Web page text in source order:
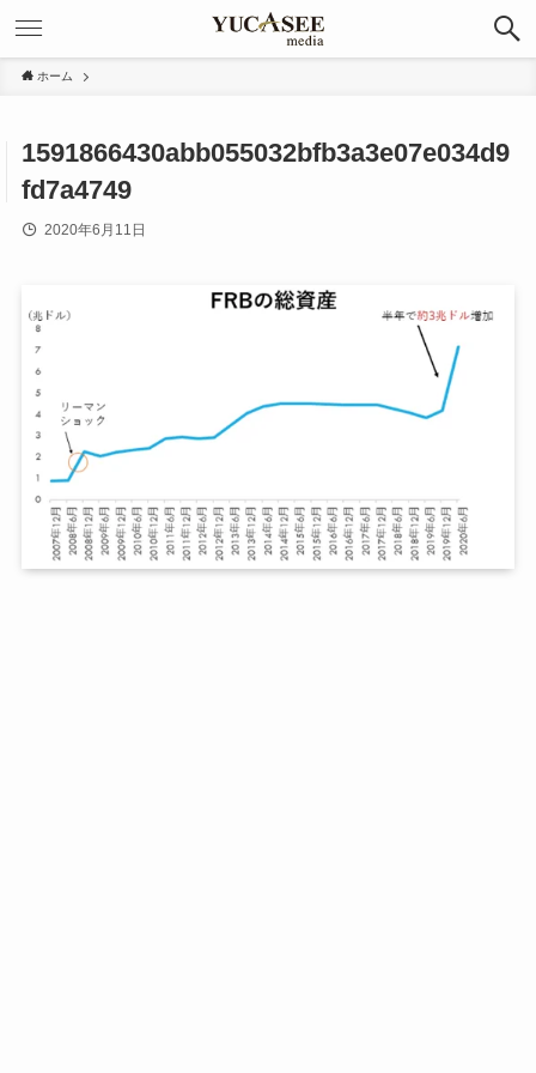
ホーム
1591866430abb055032bfb3a3e07e034d9
fd7a4749
2020年6月11日